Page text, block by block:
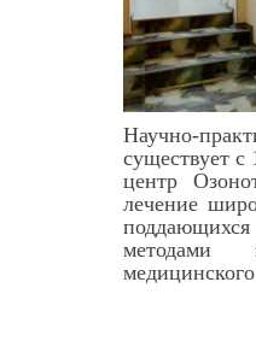
Научно-
существует с
центр
лечение
методами